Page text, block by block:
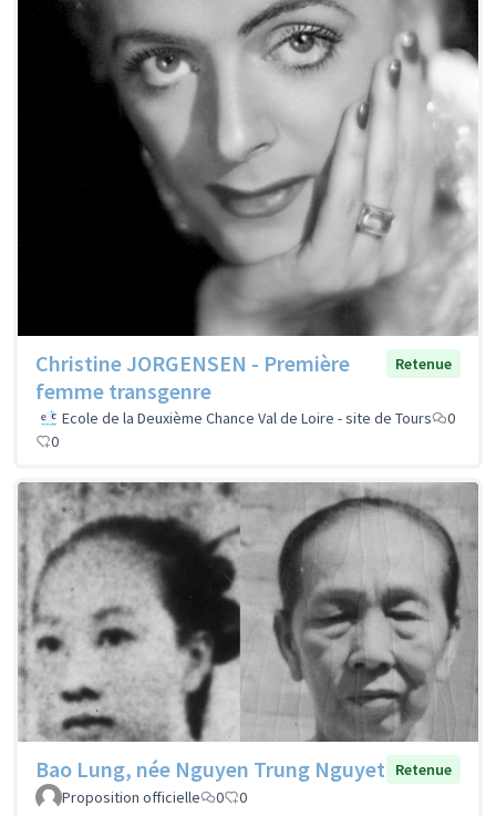
Christine JORGENSEN - Première
femme transgenre
Retenue
Ecole de la Deuxième Chance Val de Loire - site de Tours
0
0
Bao Lung, née Nguyen Trung Nguyet
Retenue
Proposition officielle
0 0